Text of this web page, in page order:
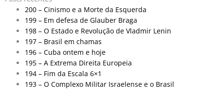
200 – Cinismo e a Morte da Esquerda
199 – Em defesa de Glauber Braga
198 – O Estado e Revolução de Vladmir Lenin
197 – Brasil em chamas
196 – Cuba ontem e hoje
195 – A Extrema Direita Europeia
194 – Fim da Escala 6×1
193 – O Complexo Militar Israelense e o Brasil